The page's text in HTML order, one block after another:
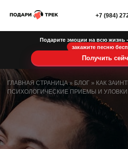
+7 (984)
Подарите эмоции на всю жизнь -
закажите песню
Получить
ГЛАВНАЯ СТРАНИЦА» БЛОГ » КАК
ПСИХОЛОГИЧЕСКИЕ ПРИЕМЫ И УЛОВКИ